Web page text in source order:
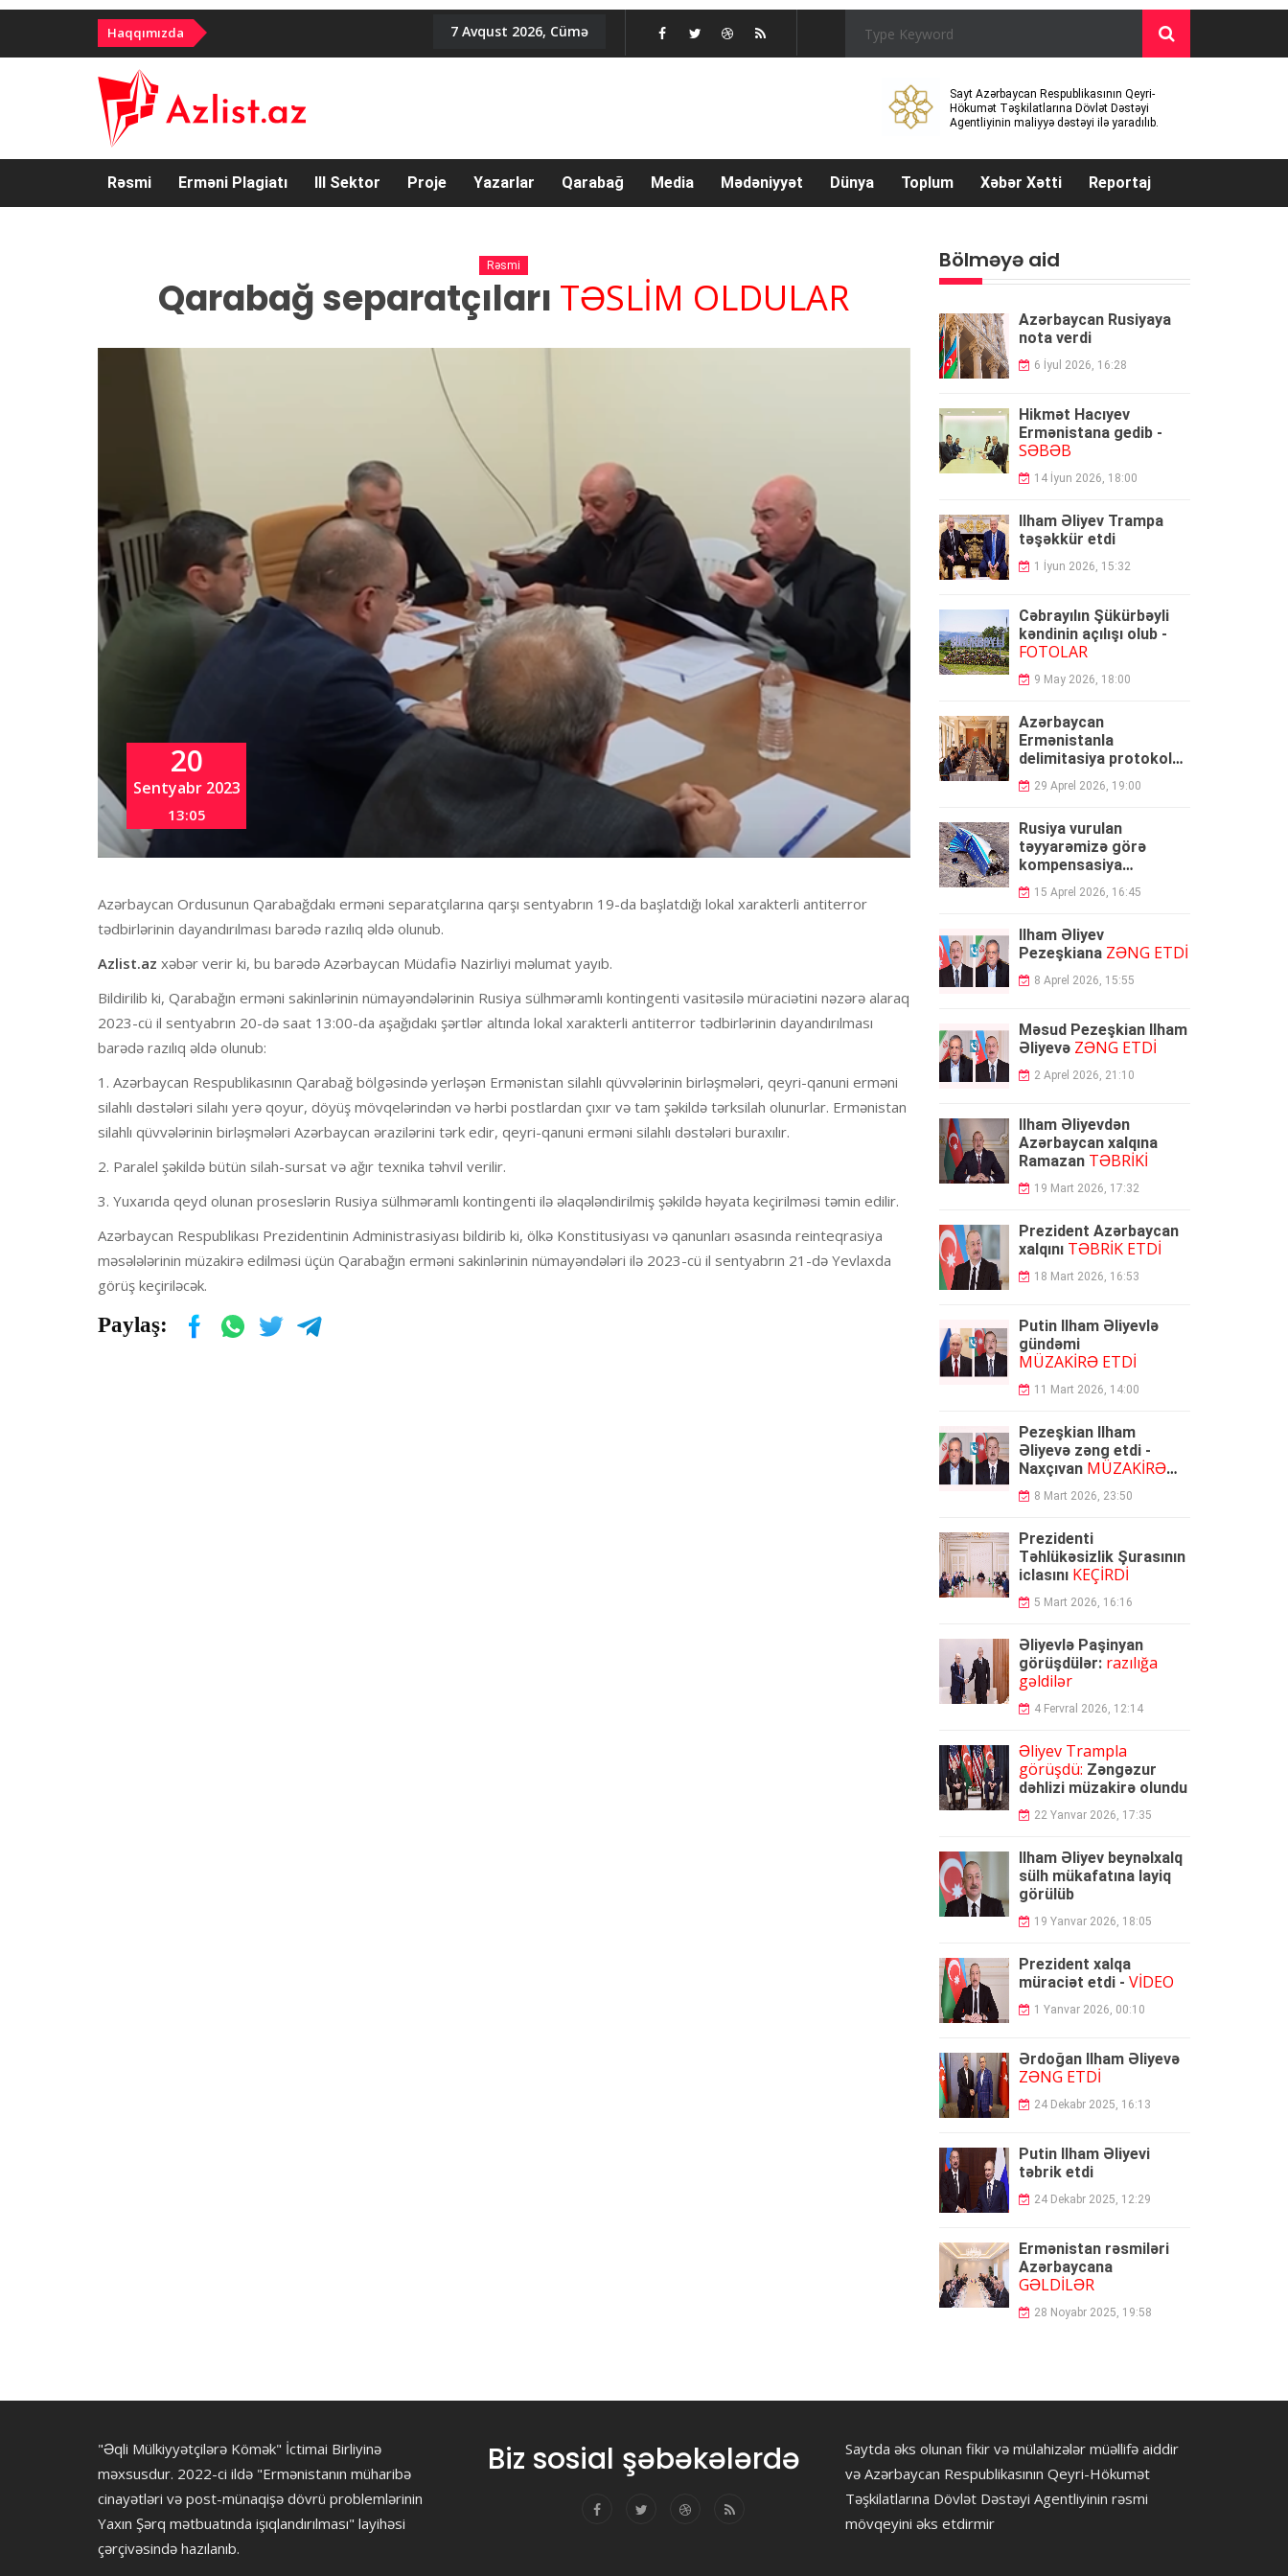
Haqqımızda 7 Avqust 2026, Cümə
Sayt Azərbaycan Respublikasının Qeyri-
Hökumət Təşkilatlarına Dövlət Dəstəyi
Agentliyinin maliyyə dəstəyi ilə yaradılıb.
Rəsmi Erməni Plagiatı III Sektor Proje Yazarlar Qarabağ Media Mədəniyyət Dünya Toplum Xəbər Xətti Reportaj
Rəsmi
Qarabağ separatçıları TƏSLİM OLDULAR
20
Sentyabr 2023
13:05
Azərbaycan Ordusunun Qarabağdakı erməni separatçılarına qarşı sentyabrın 19-da başlatdığı lokal xarakterli antiterror
tədbirlərinin dayandırılması barədə razılıq əldə olunub.
Azlist.az xəbər verir ki, bu barədə Azərbaycan Müdafiə Nazirliyi məlumat yayıb.
Bildirilib ki, Qarabağın erməni sakinlərinin nümayəndələrinin Rusiya sülhməramlı kontingenti vasitəsilə müraciətini nəzərə alaraq
2023-cü il sentyabrın 20-də saat 13:00-da aşağıdakı şərtlər altında lokal xarakterli antiterror tədbirlərinin dayandırılması
barədə razılıq əldə olunub:
1. Azərbaycan Respublikasının Qarabağ bölgəsində yerləşən Ermənistan silahlı qüvvələrinin birləşmələri, qeyri-qanuni erməni
silahlı dəstələri silahı yerə qoyur, döyüş mövqelərindən və hərbi postlardan çıxır və tam şəkildə tərksilah olunurlar. Ermənistan
silahlı qüvvələrinin birləşmələri Azərbaycan ərazilərini tərk edir, qeyri-qanuni erməni silahlı dəstələri buraxılır.
2. Paralel şəkildə bütün silah-sursat və ağır texnika təhvil verilir.
3. Yuxarıda qeyd olunan proseslərin Rusiya sülhməramlı kontingenti ilə əlaqələndirilmiş şəkildə həyata keçirilməsi təmin edilir.
Azərbaycan Respublikası Prezidentinin Administrasiyası bildirib ki, ölkə Konstitusiyası və qanunları əsasında reinteqrasiya
məsələlərinin müzakirə edilməsi üçün Qarabağın erməni sakinlərinin nümayəndələri ilə 2023-cü il sentyabrın 21-də Yevlaxda
görüş keçiriləcək.
Paylaş:
Bölməyə aid
Azərbaycan Rusiyaya
nota verdi
6 İyul 2026, 16:28
Hikmət Hacıyev
Ermənistana gedib -
SƏBƏB
14 İyun 2026, 18:00
İlham Əliyev Trampa
təşəkkür etdi
1 İyun 2026, 15:32
Cəbrayılın Şükürbəyli
kəndinin açılışı olub -
FOTOLAR
9 May 2026, 18:00
Azərbaycan
Ermənistanla
delimitasiya protokolu
umzaladı
29 Aprel 2026, 19:00
Rusiya vurulan
təyyarəmizə görə
kompensasiya
ödəyəcək
15 Aprel 2026, 16:45
İlham Əliyev
Pezeşkiana ZƏNG ETDİ
8 Aprel 2026, 15:55
Məsud Pezeşkian İlham
Əliyevə ZƏNG ETDİ
2 Aprel 2026, 21:10
İlham Əliyevdən
Azərbaycan xalqına
Ramazan TƏBRİKİ
19 Mart 2026, 17:32
Prezident Azərbaycan
xalqını TƏBRİK ETDİ
18 Mart 2026, 16:53
Putin İlham Əliyevlə
gündəmi
MÜZAKİRƏ ETDİ
11 Mart 2026, 14:00
Pezeşkian İlham
Əliyevə zəng etdi -
Naxçıvan MÜZAKİRƏ
OLUNDU
8 Mart 2026, 23:50
Prezidenti
Təhlükəsizlik Şurasının
iclasınıKEÇİRDİ
5 Mart 2026, 16:16
Əliyevlə Paşinyan
görüşdülər: razılığa
gəldilər
4 Fervral 2026, 12:14
Əliyev Trampla
görüşdü: Zəngəzur
dəhlizi müzakirə olundu
22 Yanvar 2026, 17:35
İlham Əliyev beynəlxalq
sülh mükafatına layiq
görülüb
19 Yanvar 2026, 18:05
Prezident xalqa
müraciət etdi - VİDEO
1 Yanvar 2026, 00:10
Ərdoğan İlham Əliyevə
ZƏNG ETDİ
24 Dekabr 2025, 16:13
Putin İlham Əliyevi
təbrik etdi
24 Dekabr 2025, 12:29
Ermənistan rəsmiləri
Azərbaycana
GƏLDİLƏR
28 Noyabr 2025, 19:58
"Əqli Mülkiyyətçilərə Kömək" İctimai Birliyinə
məxsusdur. 2022-ci ildə "Ermənistanın müharibə
cinayətləri və post-münaqişə dövrü problemlərinin
Yaxın Şərq mətbuatında işıqlandırılması" layihəsi
çərçivəsində hazılanıb.
Biz sosial şəbəkələrdə
Saytda əks olunan fikir və mülahizələr müəllifə aiddir
və Azərbaycan Respublikasının Qeyri-Hökumət
Təşkilatlarına Dövlət Dəstəyi Agentliyinin rəsmi
mövqeyini əks etdirmir